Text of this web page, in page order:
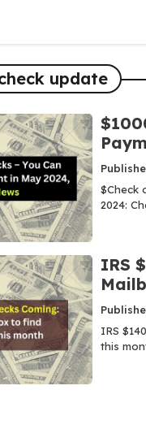
update
$Check
2024:
IRS
IRS
this